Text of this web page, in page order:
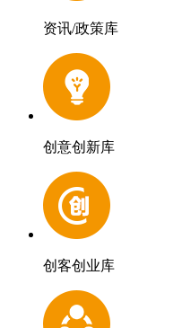
资讯/政策库
创意创新库
创客创业库